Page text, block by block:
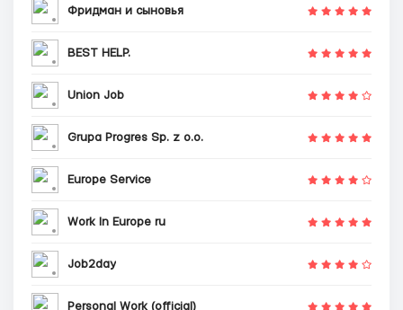
Фридман и сыновья
BEST HELP.
Union Job
Grupa Progres Sp. z o.o.
Europe Service
Work In Europe ru
Job2day
Personal Work (official)